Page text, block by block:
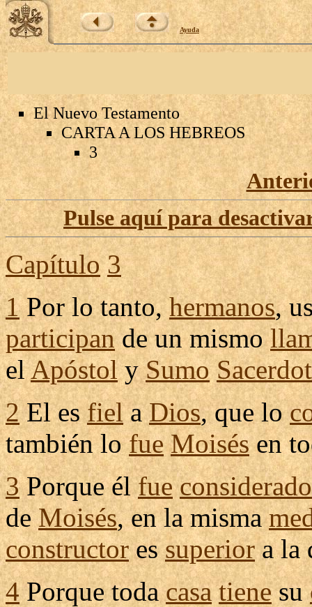
Ayuda
El Nuevo Testamento
CARTA A LOS HEBREOS
3
Pulse aquí para
Capítulo 3
1Por lo tanto,hermanos,
participande un mismo
elApóstolySumo
2El esfielaDios, que lo
también lofue Moisésen
3Porque élfue considerado
deMoisés, en la misma
constructoressuperiora la
4Porque todacasa tienesu